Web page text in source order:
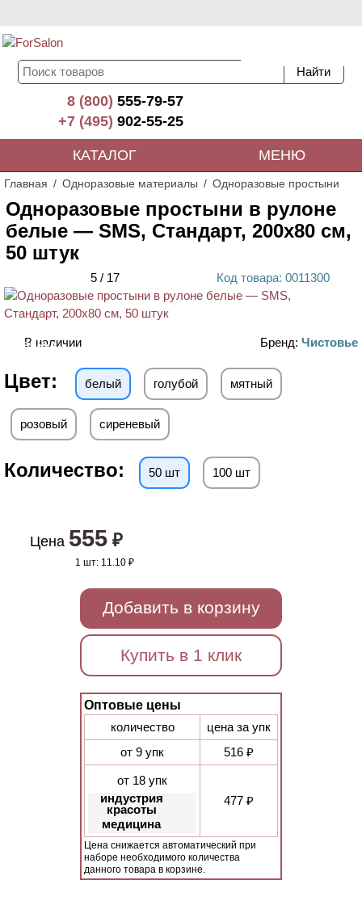
8 (800)555-79-57
+7 (495)902-55-25
КАТАЛОГ МЕНЮ
Главная Одноразовые материалы Одноразовые простыни
Одноразовые простыни в рулоне
белые — SMS, Стандарт, 200х80 см,
50 штук
5 / 17 Код товара: 0011300
НОВИНКА
В наличии Бренд: Чистовье
Цвет: белый голубой мятный
розовый сиреневый
Количество: 50 шт 100 шт
Цена 555₽
1 шт:11.10 ₽
Добавить в корзину
Купить в 1 клик
Оптовые цены
количество
цена за упк
от 9 упк
516 ₽
от 18 упк
индустрия
красоты
медицина
477 ₽
Цена снижается автоматический при
наборе необходимого количества
данного товара в корзине.